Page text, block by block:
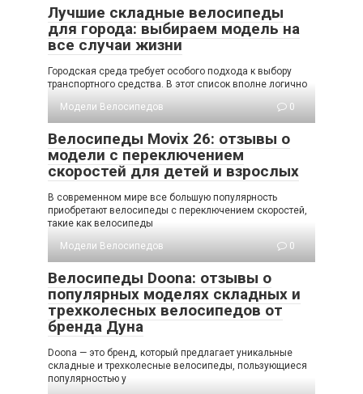
Лучшие складные велосипеды
для города: выбираем модель на
все случаи жизни
Городская среда требует особого подхода к выбору
транспортного средства. В этот список вполне логично
Модели Велосипедов
0
Велосипеды Movix 26: отзывы о
модели с переключением
скоростей для детей и взрослых
В современном мире все большую популярность
приобретают велосипеды с переключением скоростей,
такие как велосипеды
Модели Велосипедов
0
Велосипеды Doona: отзывы о
популярных моделях складных и
трехколесных велосипедов от
бренда Дуна
Doona — это бренд, который предлагает уникальные
складные и трехколесные велосипеды, пользующиеся
популярностью у